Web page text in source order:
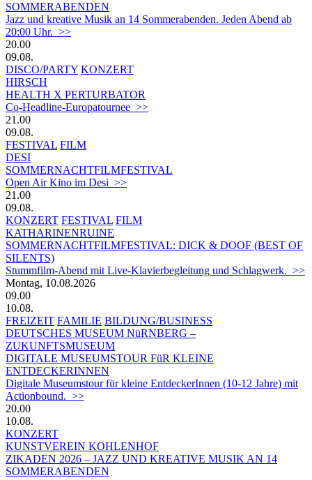
SOMMERABENDEN
Jazz und kreative Musik an 14 Sommerabenden. Jeden Abend ab
20:00 Uhr. >>
20.00
09.08.
DISCO/PARTY KONZERT
HIRSCH
HEALTH X PERTURBATOR
Co-Headline-Europatournee >>
21.00
09.08.
FESTIVAL FILM
DESI
SOMMERNACHTFILMFESTIVAL
Open Air Kino im Desi >>
21.00
09.08.
KONZERT FESTIVAL FILM
KATHARINENRUINE
SOMMERNACHTFILMFESTIVAL: DICK & DOOF (BEST OF
SILENTS)
Stummfilm-Abend mit Live-Klavierbegleitung und Schlagwerk. >>
Montag, 10.08.2026
09.00
10.08.
FREIZEIT FAMILIE BILDUNG/BUSINESS
DEUTSCHES MUSEUM NüRNBERG –
ZUKUNFTSMUSEUM
DIGITALE MUSEUMSTOUR FüR KLEINE
ENTDECKERINNEN
Digitale Museumstour für kleine EntdeckerInnen (10-12 Jahre) mit
Actionbound. >>
20.00
10.08.
KONZERT
KUNSTVEREIN KOHLENHOF
ZIKADEN 2026 – JAZZ UND KREATIVE MUSIK AN 14
SOMMERABENDEN